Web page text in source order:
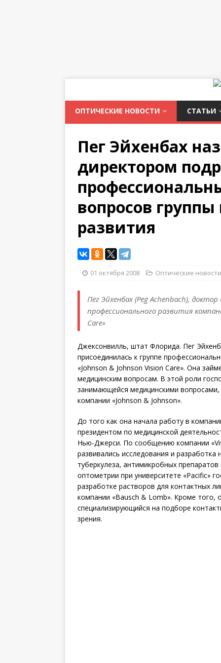
ОПТИЧЕСКИЕ НОВОСТИ СТАТЬИ
Пег Эйхенбах
директором
вопросов
развития
01 октября 2008 Оптические новости
Пег Эйхенбах (Peg Achenbach),
профессионального развития
Care»
Джексонвилль, штат Флорида. Пег
присоединилась к группе
«Johnson & Johnson Vision Care». Она
медицинским вопросам. В этой роли
занимающейся медицинскими вопросами,
компании «Johnson & Johnson».
До того как она начала работу в
президентом по медицинской
Нью-Джерси. По сообщению компании
развивались исследования и
туберкулеза, антимикробных
оптометрии при университете «Pacific»
разработке растворов для контактных
компании «Bausch & Lomb». Кроме того,
специализирующийся на подборе
зрения.